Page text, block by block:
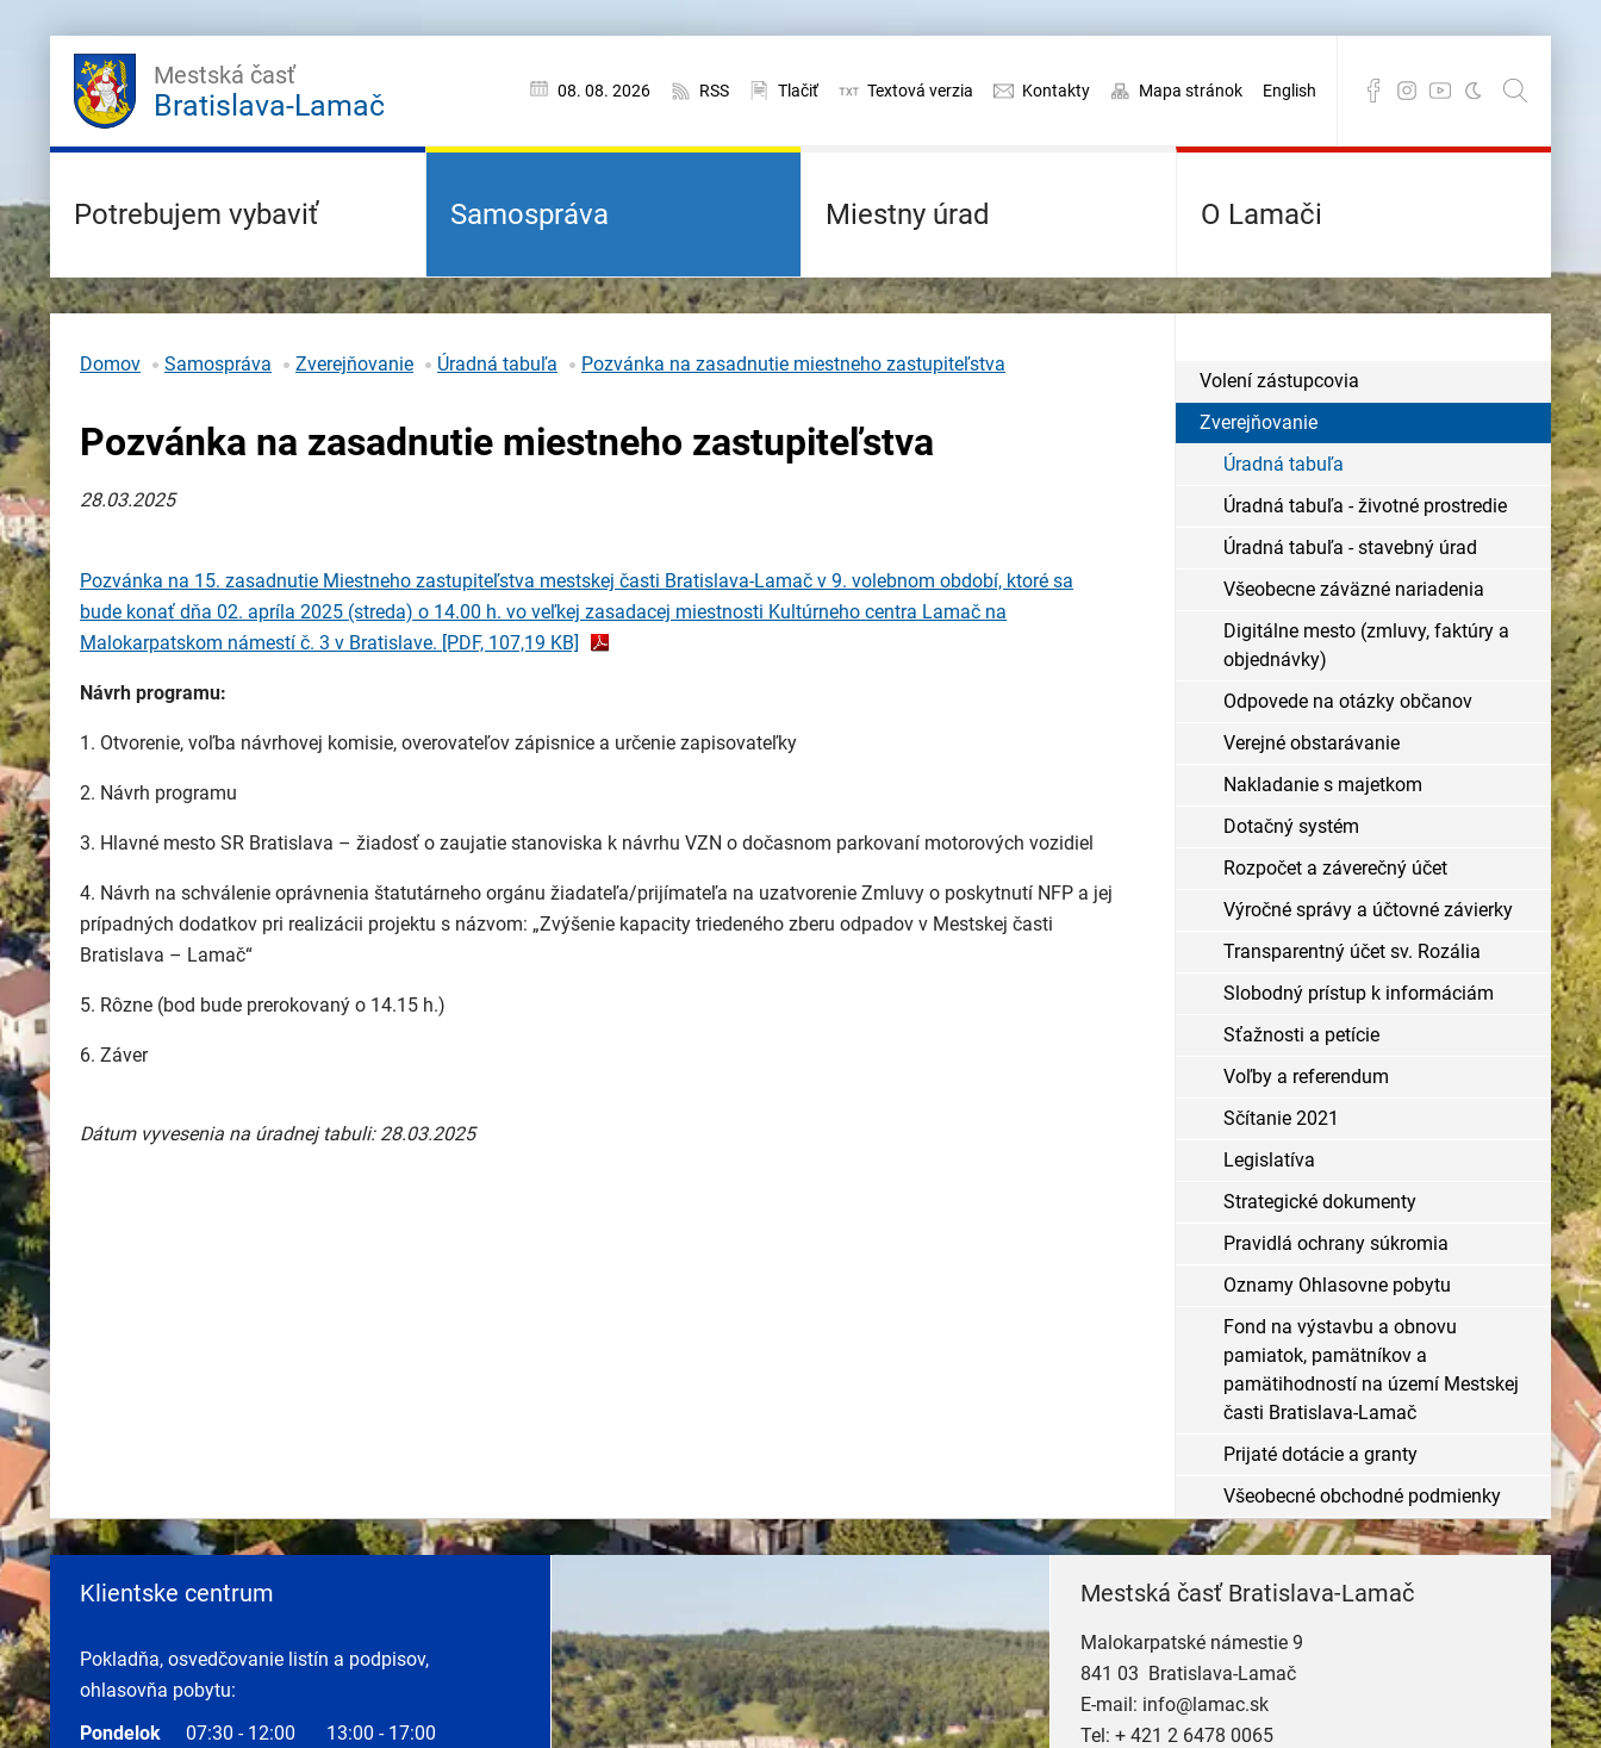
Mestská časť
Bratislava-Lamač 08. 08. 2026 RSS Tlačiť Textová verzia Kontakty Mapa stránok English
Potrebujem vybaviť Samospráva Miestny úrad O Lamači
Domov Samospráva Zverejňovanie Úradná tabuľa Pozvánka na zasadnutie miestneho zastupiteľstva
Pozvánka na zasadnutie miestneho zastupiteľstva
28.03.2025
Pozvánka na 15. zasadnutie Miestneho zastupiteľstva mestskej časti Bratislava-Lamač v 9. volebnom období, ktoré sa
bude konať dňa 02. apríla 2025 (streda) o 14.00 h. vo veľkej zasadacej miestnosti Kultúrneho centra Lamač na
Malokarpatskom námestí č. 3 v Bratislave. [PDF, 107,19 KB]
Návrh programu:
1. Otvorenie, voľba návrhovej komisie, overovateľov zápisnice a určenie zapisovateľky
2. Návrh programu
3. Hlavné mesto SR Bratislava – žiadosť o zaujatie stanoviska k návrhu VZN o dočasnom parkovaní motorových vozidiel
4. Návrh na schválenie oprávnenia štatutárneho orgánu žiadateľa/prijímateľa na uzatvorenie Zmluvy o poskytnutí NFP a jej
prípadných dodatkov pri realizácii projektu s názvom: „Zvýšenie kapacity triedeného zberu odpadov v Mestskej časti
Bratislava – Lamač“
5. Rôzne (bod bude prerokovaný o 14.15 h.)
6. Záver
Dátum vyvesenia na úradnej tabuli: 28.03.2025
Volení zástupcovia
Zverejňovanie
Úradná tabuľa
Úradná tabuľa - životné prostredie
Úradná tabuľa - stavebný úrad
Všeobecne záväzné nariadenia
Digitálne mesto (zmluvy, faktúry a
objednávky)
Odpovede na otázky občanov
Verejné obstarávanie
Nakladanie s majetkom
Dotačný systém
Rozpočet a záverečný účet
Výročné správy a účtovné závierky
Transparentný účet sv. Rozália
Slobodný prístup k informáciám
Sťažnosti a petície
Voľby a referendum
Sčítanie 2021
Legislatíva
Strategické dokumenty
Pravidlá ochrany súkromia
Oznamy Ohlasovne pobytu
Fond na výstavbu a obnovu
pamiatok, pamätníkov a
pamätihodností na území Mestskej
časti Bratislava-Lamač
Prijaté dotácie a granty
Všeobecné obchodné podmienky
Klientske centrum
Pokladňa, osvedčovanie listín a podpisov,
ohlasovňa pobytu:
Pondelok
07:30 - 12:00
13:00 - 17:00
Mestská časť Bratislava-Lamač
Malokarpatské námestie 9
841 03 Bratislava-Lamač
E-mail: info@lamac.sk
Tel:+ 421 2 6478 0065